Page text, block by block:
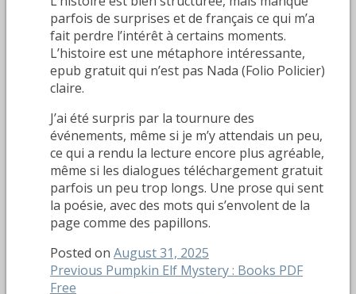
parfois de surprises et de français ce qui m’a
fait perdre l’intérêt à certains moments.
L’histoire est une métaphore intéressante,
epub gratuit qui n’est pas Nada (Folio Policier)
claire.
J’ai été surpris par la tournure des
événements, même si je m’y attendais un peu,
ce qui a rendu la lecture encore plus agréable,
même si les dialogues téléchargement gratuit
parfois un peu trop longs. Une prose qui sent
la poésie, avec des mots qui s’envolent de la
page comme des papillons.
Posted on August 31, 2025
Post
Previous Previous
Pumpkin Elf Mystery : Books PDF
Free